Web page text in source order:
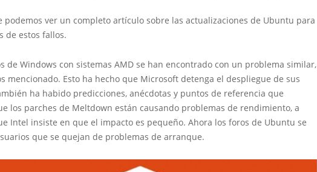
podemos ver un completo artículo sobre las actualizaciones de Ubuntu para
de estos fallos.
de Windows con sistemas AMD se han encontrado con un problema similar,
mencionado. Esto ha hecho que Microsoft detenga el despliegue de sus
ha habido predicciones, anécdotas y puntos de referencia que
los parches de Meltdown están causando problemas de rendimiento, a
Intel insiste en que el impacto es pequeño. Ahora los foros de Ubuntu se
que se quejan de problemas de arranque.